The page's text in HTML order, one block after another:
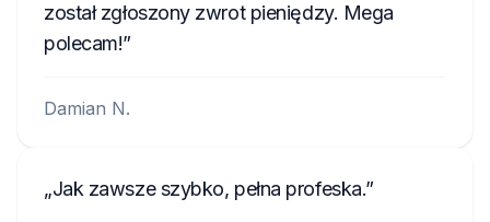
został zgłoszony zwrot pieniędzy. Mega
polecam!
Damian N.
Jak zawsze szybko, pełna profeska.